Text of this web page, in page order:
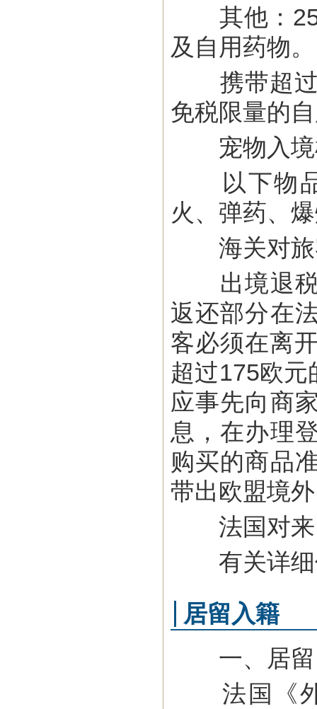
其他：250
及自用药物。
携带超过1
免税限量的
宠物入境
以下物品
火、弹药、
海关对旅
出境退税
返还部分在
客必须在离
超过175欧
应事先向商
息，在办理
购买的商品
带出欧盟境
法国对来
有关详细
居留入籍
一、居留
法国《外